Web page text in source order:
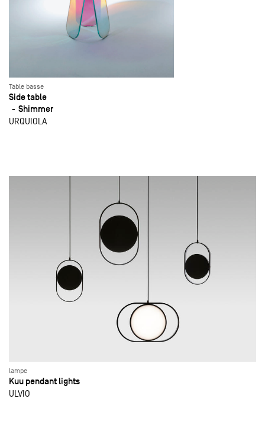
Table basse
Side table
Shimmer
URQUIOLA
lampe
Kuu pendant lights
ULVIO